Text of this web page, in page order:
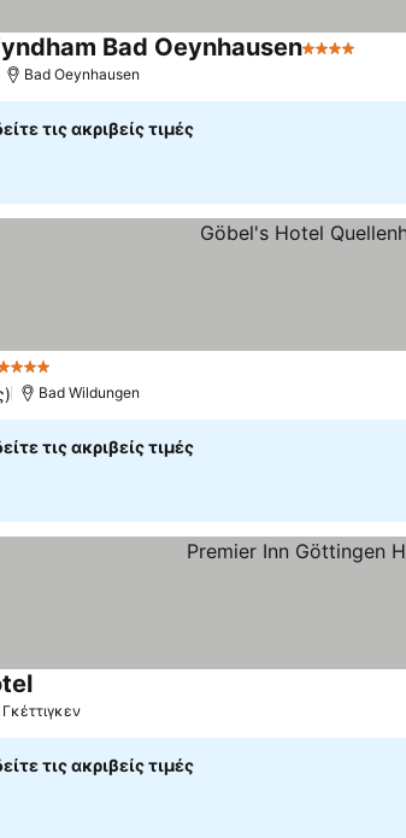
Bad Oeynhausen4 Αστέρια
Bad Oeynhausen
τις ακριβείς τιμές
4 Αστέρια
Bad Wildungen
τις ακριβείς τιμές
Γκέττιγκεν
τις ακριβείς τιμές